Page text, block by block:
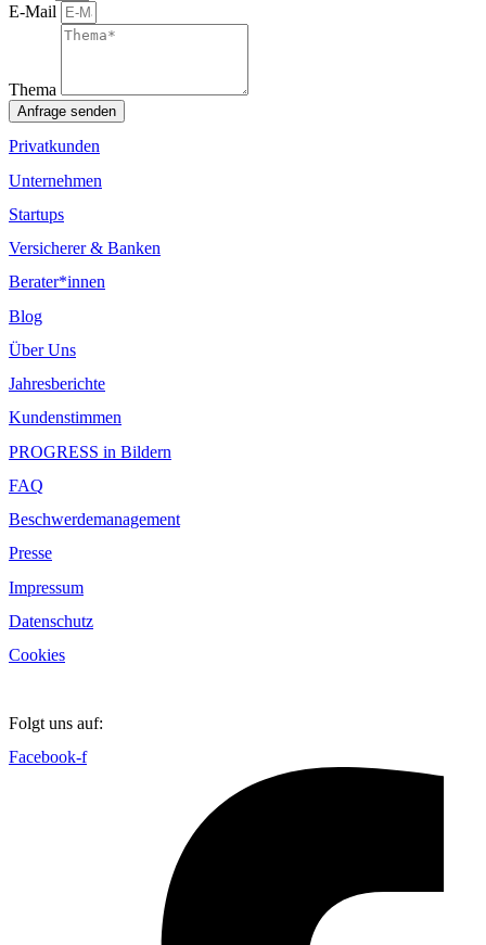
E-Mail
Thema
Anfrage senden
Privatkunden
Unternehmen
Startups
Versicherer & Banken
Berater*innen
Blog
Über Uns
Jahresberichte
Kundenstimmen
PROGRESS in Bildern
FAQ
Beschwerdemanagement
Presse
Impressum
Datenschutz
Cookies
Folgt uns auf:
Facebook-f